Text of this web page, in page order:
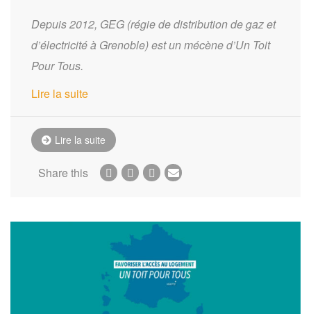
Depuis 2012, GEG (régie de distribution de gaz et
d’électricité à Grenoble) est un mécène d’Un Toit
Pour Tous.
Lire la suite
Lire la suite
Share this